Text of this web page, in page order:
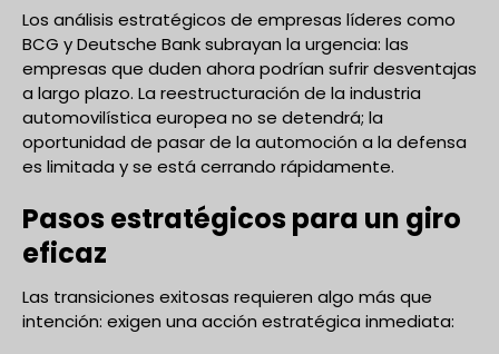
Los análisis estratégicos de empresas líderes como
BCG y Deutsche Bank subrayan la urgencia: las
empresas que duden ahora podrían sufrir desventajas
a largo plazo. La reestructuración de la industria
automovilística europea no se detendrá; la
oportunidad de pasar de la automoción a la defensa
es limitada y se está cerrando rápidamente.
Pasos estratégicos para un giro
eficaz
Las transiciones exitosas requieren algo más que
intención: exigen una acción estratégica inmediata: